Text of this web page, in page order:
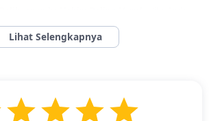
Troben adalah pilihan yang tepat! Troben
yang sangat kompetitif untuk barang-
mulai dari ukuran kecil hingga besar, bahkan
memberikan harga yang lebih hemat, Troben